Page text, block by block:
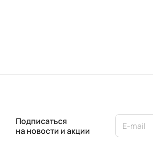
Подписаться
на новости и акции